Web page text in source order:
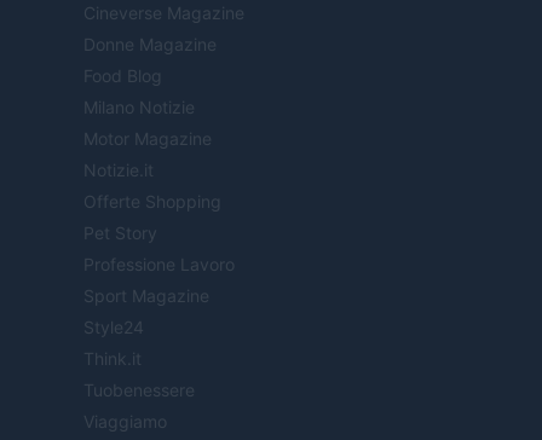
Cineverse Magazine
Donne Magazine
Food Blog
Milano Notizie
Motor Magazine
Notizie.it
Offerte Shopping
Pet Story
Professione Lavoro
Sport Magazine
Style24
Think.it
Tuobenessere
Viaggiamo